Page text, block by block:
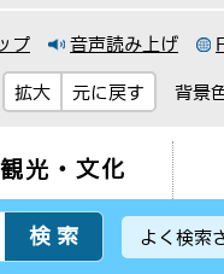
プ 音声読み上げ
拡大 元に戻す 背景
観光・文化
よく検索